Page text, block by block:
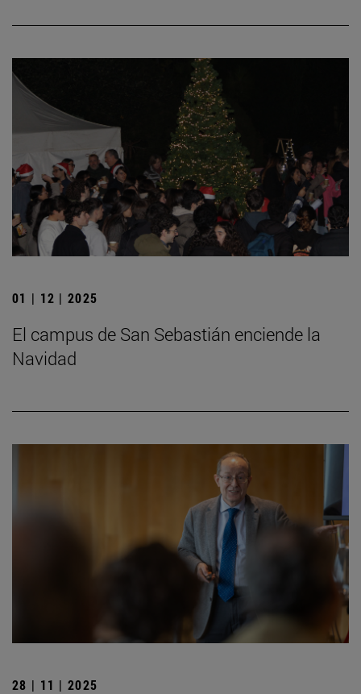
01 | 12 | 2025
El campus de San Sebastián enciende la
Navidad
28 | 11 | 2025